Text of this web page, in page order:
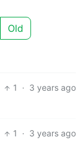
Old
1 · 3 years ago
1 · 3 years ago